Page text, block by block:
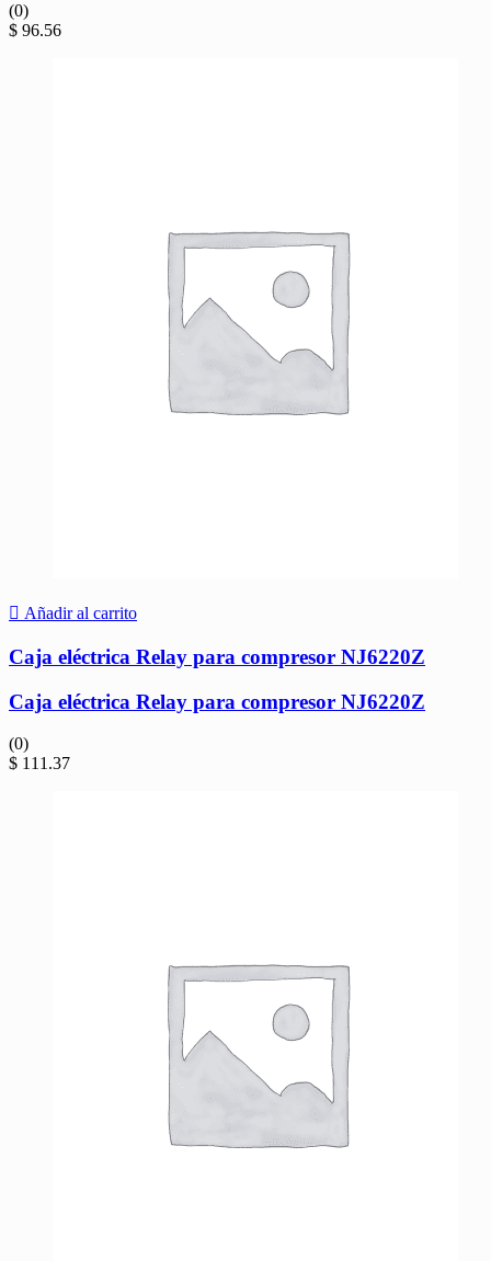
(0)
$ 96.56
Añadir al carrito
Caja eléctrica Relay para compresor NJ6220Z
Caja eléctrica Relay para compresor NJ6220Z
(0)
$ 111.37